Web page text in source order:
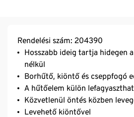
Rendelési szám: 204390
Hosszabb ideig tartja hidegen
nélkül
Borhűtő, kiöntő és cseppfogó
A hűtőelem külön
Közvetlenül öntés közben
Levehető kiöntővel